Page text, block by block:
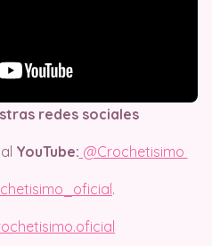
redes sociales
YouTube: @Crochetisimo
.